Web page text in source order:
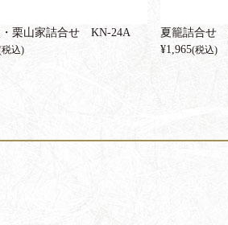
・栗山家詰合せ KN-24A
税込)
夏籠詰合せ
¥1,965(税込)